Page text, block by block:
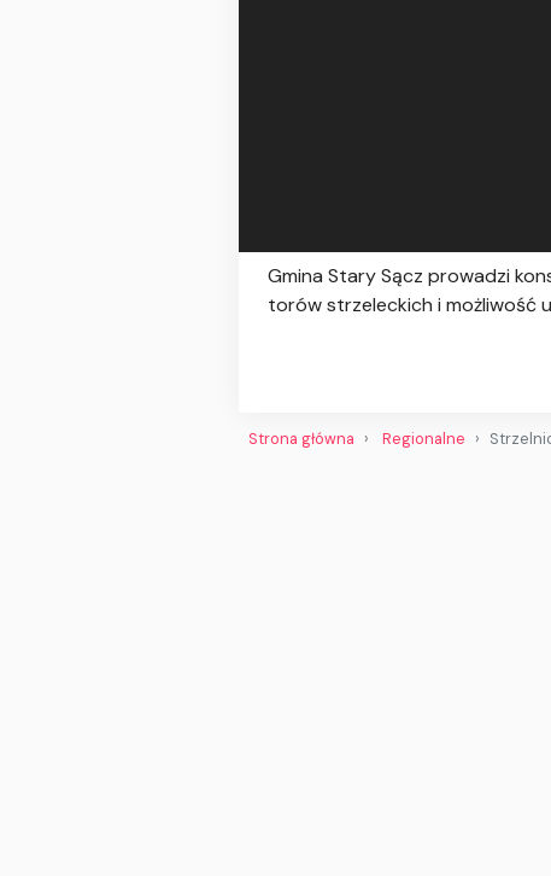
Gmina Stary Sącz prowadzi
torów strzeleckich i możliwość
Strona główna Regionalne